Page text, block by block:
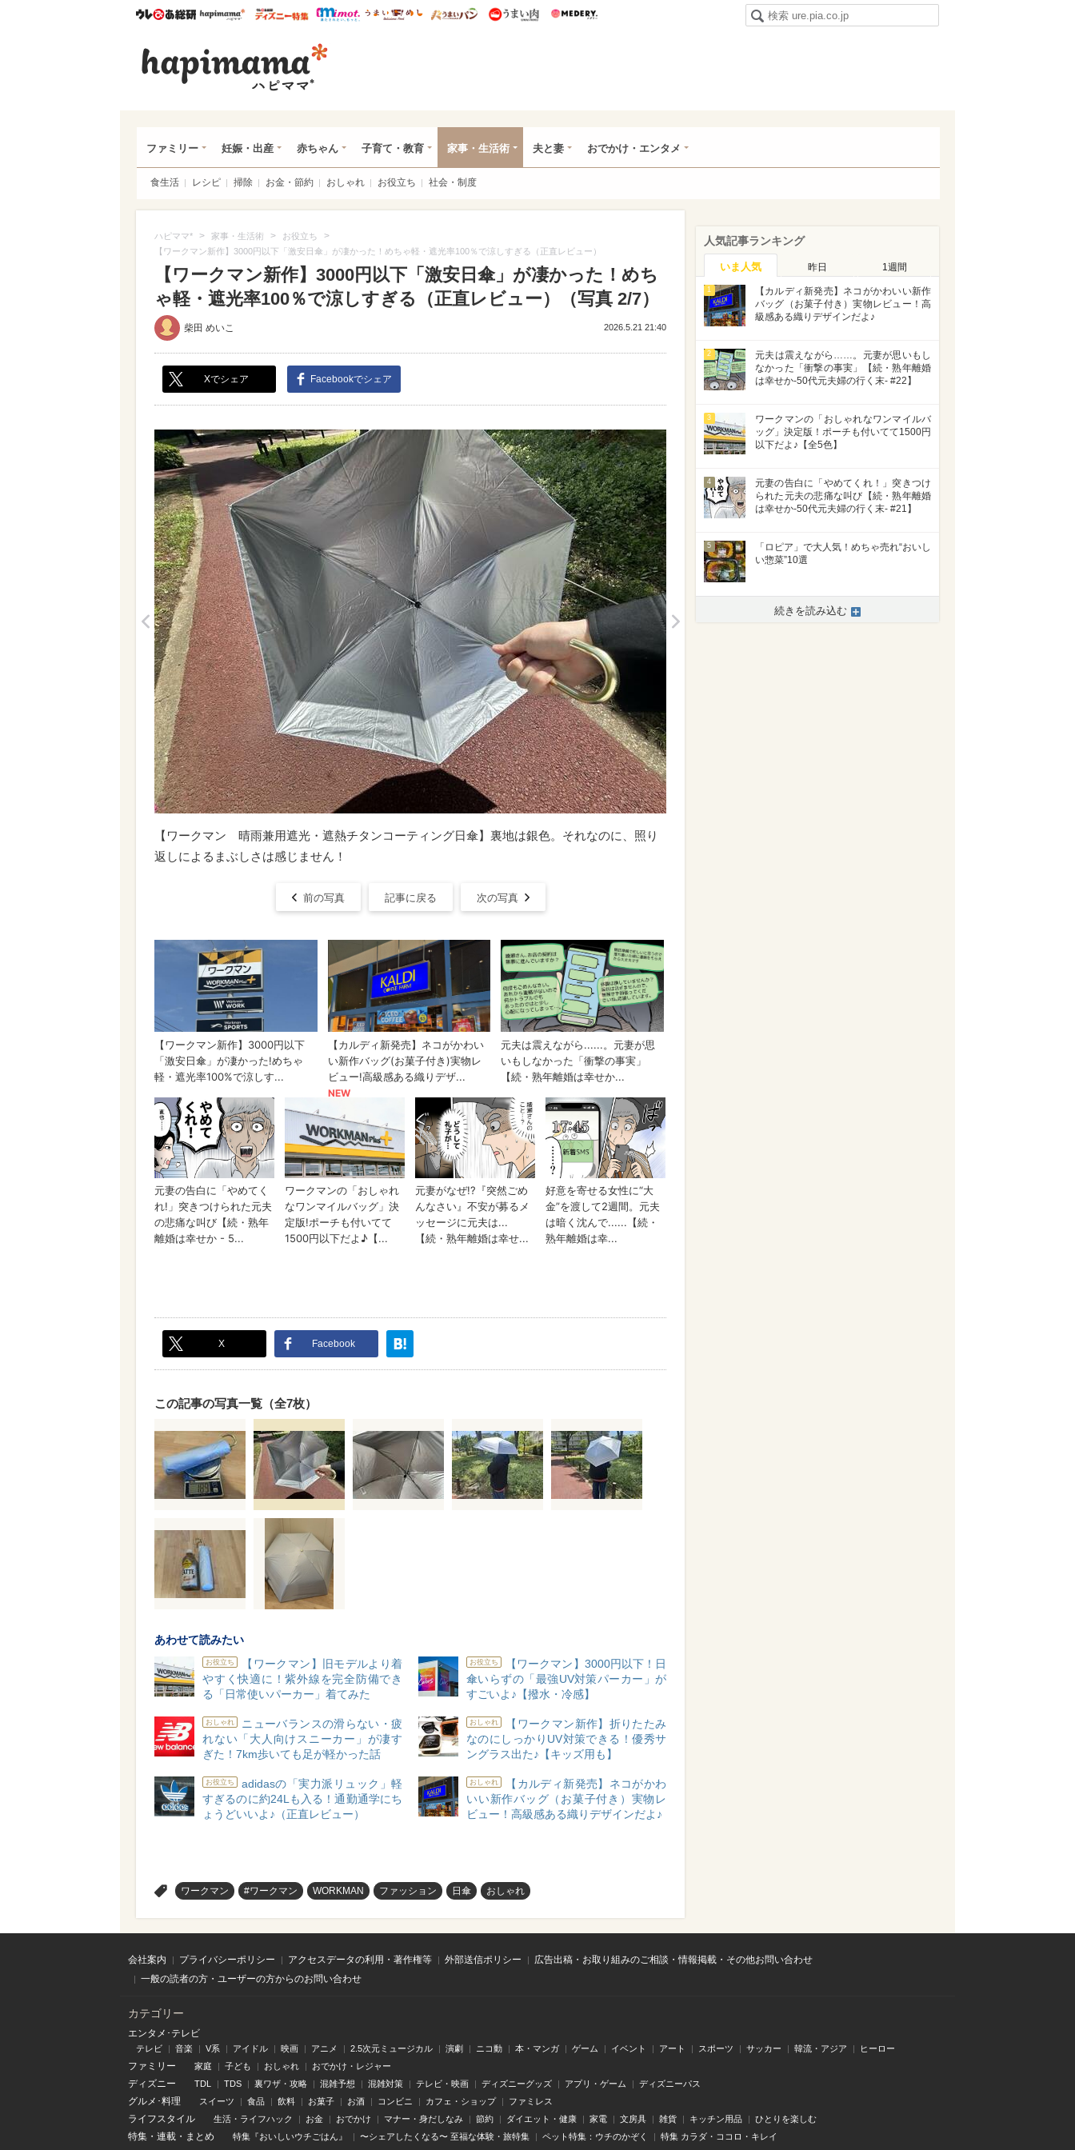
ウレぴあ総研ハピママ* ウレぴあ総研 ディズニー特集
mimot. うまいめし うまいパン うまい肉
ファミリー 妊娠・出産 赤ちゃん 子育て・教育 家事・生活術 夫と妻 おでかけ・エンタメ
食生活 レシピ 掃除 お金・節約 おしゃれ お役立ち 社会・制度
ハピママ* > 家事・生活術 > お役立ち >
【ワークマン新作】3000円以下「激安日傘」が凄かった！めちゃ軽・遮光率100％で涼しすぎる（正直レビュー）
【ワークマン新作】3000円以下「激安日傘」が凄かった！めち
ゃ軽・遮光率100％で涼しすぎる（正直レビュー）（写真 2/7）
柴田 めいこ 2026.5.21 21:40
Xでシェア Facebookでシェア
【ワークマン 晴雨兼用遮光・遮熱チタンコーティング日傘】裏地は銀色。それなのに、照り
返しによるまぶしさは感じません！
前の写真 記事に戻る 次の写真
X Facebook
この記事の写真一覧（全7枚）
あわせて読みたい
お役立ち
【ワークマン】旧モデルより着
やすく快適に！紫外線を完全防備でき
る「日常使いパーカー」着てみた
お役立ち
【ワークマン】3000円以下！日
傘いらずの「最強UV対策パーカー」が
すごいよ♪【撥水・冷感】
おしゃれ
ニューバランスの滑らない・疲
れない「大人向けスニーカー」が凄す
ぎた！7km歩いても足が軽かった話
おしゃれ
【ワークマン新作】折りたたみ
なのにしっかりUV対策できる！優秀サ
ングラス出た♪【キッズ用も】
お役立ち
adidasの「実力派リュック」軽
すぎるのに約24Lも入る！通勤通学にち
ょうどいいよ♪（正直レビュー）
おしゃれ
【カルディ新発売】ネコがかわ
いい新作バッグ（お菓子付き）実物レ
ビュー！高級感ある織りデザインだよ♪
ワークマン #ワークマン WORKMAN ファッション 日傘 おしゃれ
人気記事ランキング
いま人気 昨日 1週間
1
【カルディ新発売】ネコがかわいい新作
バッグ（お菓子付き）実物レビュー！高
級感ある織りデザインだよ♪
2
元夫は震えながら……。元妻が思いもし
なかった「衝撃の事実」【続・熟年離婚
は幸せか-50代元夫婦の行く末- #22】
3
ワークマンの「おしゃれなワンマイルバ
ッグ」決定版！ポーチも付いてて1500円
以下だよ♪【全5色】
4
元妻の告白に「やめてくれ！」突きつけ
られた元夫の悲痛な叫び【続・熟年離婚
は幸せか-50代元夫婦の行く末- #21】
5
「ロピア」で大人気！めちゃ売れ“おいし
い惣菜”10選
続きを読み込む
会社案内 プライバシーポリシー アクセスデータの利用・著作権等 外部送信ポリシー
広告出稿・お取り組みのご相談・情報掲載・その他お問い合わせ
一般の読者の方・ユーザーの方からのお問い合わせ
カテゴリー
エンタメ･テレビ
テレビ 音楽 V系 アイドル 映画 アニメ 2.5次元ミュージカル 演劇 ニコ動 本・マンガ ゲーム イベント アート スポーツ サッカー 韓流・アジア ヒーロー
ファミリー 家庭 子ども おしゃれ おでかけ・レジャー
ディズニー TDL TDS 裏ワザ・攻略 混雑予想 混雑対策 テレビ・映画 ディズニーグッズ アプリ・ゲーム ディズニーパス
グルメ･料理 スイーツ 食品 飲料 お菓子 お酒 コンビニ カフェ・ショップ ファミレス
ライフスタイル 生活・ライフハック お金 おでかけ マナー・身だしなみ 節約 ダイエット・健康 家電 文房具 雑貨 キッチン用品 ひとりを楽しむ
特集 ・ 連載 ・ まとめ 特集『おいしいウチごはん』 〜シェアしたくなる〜 至福な体験・旅特集 ペット特集：ウチのかぞく 特集 カラダ・ココロ・キレイ